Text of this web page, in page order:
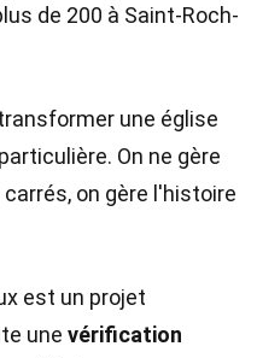
de 200 à Saint-Roch-
une église
On ne gère
on gère l'histoire
est un projet
une vérification